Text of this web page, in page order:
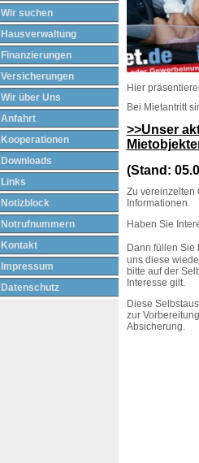
Wir suchen
Hausverwaltung
Finanzierungen
Versicherungen
Wir über Uns
Anfahrt
Kooperationen
Downloads
Links
Notizblock
Notrufnummern
Kontakt
Impressum
Datenschutz
Hier
Bei Mietantritt
>>Unser
(Stand:
Zu vereinzelten
Informationen.
Haben Sie
Dann füllen Sie
uns diese
bitte auf der
Interesse gilt.
Diese
zur
Absicherung.